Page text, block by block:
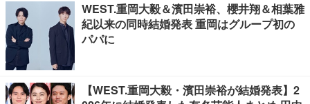
WEST.重岡大毅＆濱田崇裕、櫻井翔＆相葉雅
紀以来の同時結婚発表 重岡はグループ初の
パパに
【WEST.重岡大毅・濱田崇裕が結婚発表】2